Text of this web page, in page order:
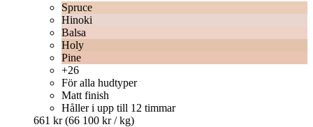
Spruce
Hinoki
Balsa
Holy
Pine
+26
För alla hudtyper
Matt finish
Håller i upp till 12 timmar
661 kr (66 100 kr / kg)